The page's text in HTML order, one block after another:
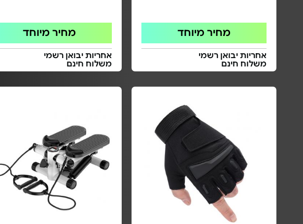
מחיר מיוחד
אחריות יבואן רשמי
משלוח חינם
מחיר מיוחד
אחריות יבואן רשמי
משלוח חינם